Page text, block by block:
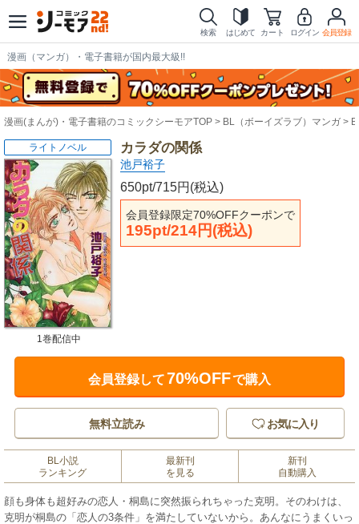
検索 はじめて カート ログイン 会員登録
漫画（マンガ）・電子書籍が国内最大級!!
漫画(まんが)・電子書籍のコミックシーモアTOP BL（ボーイズラブ）マンガ
カラダの関係
池戸裕子
650pt/715円(税込)
会員登録限定70%OFFクーポンで
195pt/214円(税込)
ライトノベル
1巻配信中
会員登録して70%OFFで購入
無料立読み お気に入り
BL小説
ランキング
最新刊
を見る
新刊
自動購入
顔も身体も超好みの恋人・桐島に突然振られちゃった克明。そのわけは、
克明が桐島の「恋人の3条件」を満たしていないから。あんなにうまくいっ